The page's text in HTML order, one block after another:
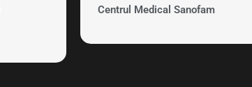
Centrul Medical Sanofam